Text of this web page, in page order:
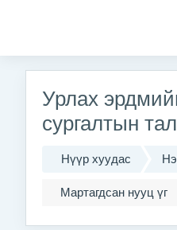
Урлах
сургалтын
Нүүр хуудас
Мартагдсан нууц үг